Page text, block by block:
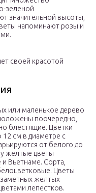
зеленой
значительной высоты,
напоминают розы и
своей красотой
или маленькое дерево
поочередно,
блестящие. Цветки
см в диаметре с
от белого до
желтые цветы
Вьетнаме. Сорта,
Цветы
желтых
лепестков.